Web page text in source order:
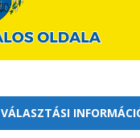
VÁLASZTÁSI